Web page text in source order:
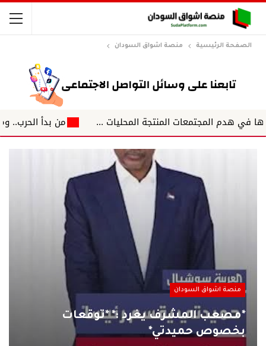
الصفحة الرئيسية منصة اشواق السودان
من بدأ الحرب.. ومن
منصة اشواق السودان
*مصعب المشرف يغرد :* *توقعات
بخصوص حميدتي*